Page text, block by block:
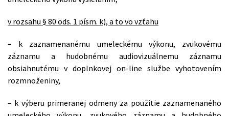
v rozsahu § 80 ods. 1 písm. k), a to vo vzťahu
– k zaznamenanému umeleckému výkonu, zvukovému
záznamu a hudobnému audiovizuálnemu záznamu
obsiahnutému v doplnkovej on-line službe vyhotovením
rozmnoženiny,
– k výberu primeranej odmeny za použitie zaznamenaného